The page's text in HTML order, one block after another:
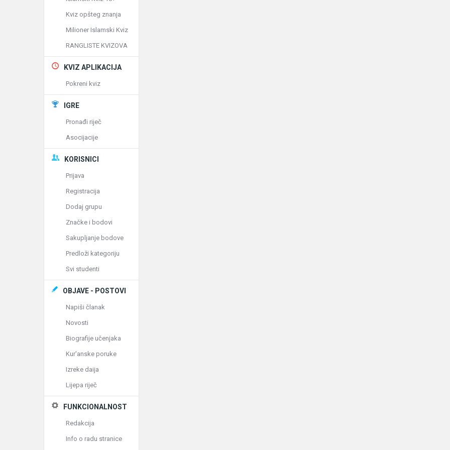
Kviz opšteg znanja
Milioner Islamski Kviz
RANGLISTE KVIZOVA
KVIZ APLIKACIJA
Pokreni kviz
IGRE
Pronađi riječ
Asocijacije
KORISNICI
Prijava
Registracija
Dodaj grupu
Značke i bodovi
Sakupljanje bodove
Predloži kategoriju
Svi studenti
OBJAVE - POSTOVI
Napiši članak
Novosti
Biografije učenjaka
Kur'anske poruke
Izreke daija
Lijepa riječ
FUNKCIONALNOST
Redakcija
Info o radu stranice